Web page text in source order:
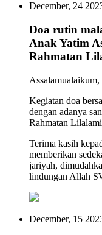
December, 24
Doa rutin
Anak Yatim
Rahmatan
Assalamualaikum,
Kegiatan doa
dengan adanya
Rahmatan
Terima kasih
memberikan
jariyah,
lindungan Allah
December, 15